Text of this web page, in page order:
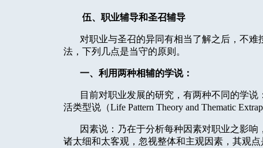
伍、职业辅导和圣召辅导
对职业与圣召的异同有相当了解之后，不
法，下列几点是当守的原则。
一、利用两种相辅的学说：
目前对职业发展的研究，有两种不同的学说
活类型说（Life Pattern Theory and Thematic
因素说：乃在于分析每种因素对职业之影
诸太细和太客观，忽视整体和主观因素，其观